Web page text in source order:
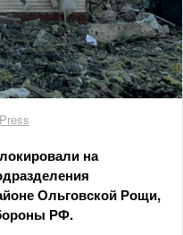
на
Ольговской Рощи,
РФ.